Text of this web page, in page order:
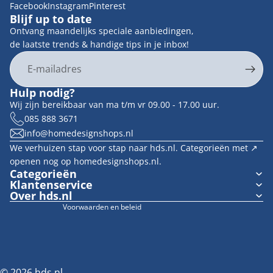
FacebookInstagramPinterest
Blijf up to date
Ontvang maandelijks speciale aanbiedingen,
de laatste trends & handige tips in je inbox!
E-mail
Hulp nodig?
Wij zijn bereikbaar van ma t/m vr 09.00 - 17.00 uur.
085 888 3671
info@homedesignshops.nl
We verhuizen stap voor stap naar hds.nl. Categorieën met ↗︎
openen nog op homedesignshops.nl.
Categorieën
Klantenservice
Over hds.nl
Voorwaarden en beleid
Contactgegevens
Terugbetalingsbeleid
Algemene voorwaarden
Verzendbeleid
Wettelijke kennisgeving
Cookievoorkeuren